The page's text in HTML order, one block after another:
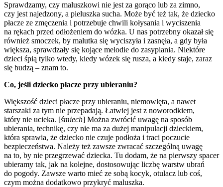
Sprawdzamy, czy maluszkowi nie jest za gorąco lub za zimno,
czy jest najedzony, a pieluszka sucha. Może być też tak, że dziecko
płacze ze zmęczenia i potrzebuje chwili kołysania i wyciszenia
na rękach przed odłożeniem do wózka. U nas potrzebny okazał się
również smoczek, by malutka się wyciszyła i zasnęła, a gdy była
większa, sprawdzały się kojące melodie do zasypiania. Niektóre
dzieci śpią tylko wtedy, kiedy wózek się rusza, a kiedy staje, zaraz
się budzą – znam to.
Co, jeśli dziecko płacze przy ubieraniu?
Większość dzieci płacze przy ubieraniu, niemowlęta, a nawet
starszaki za tym nie przepadają. Łatwiej jest z noworodkiem,
który nie ucieka. [śmiech] Można zwrócić uwagę na sposób
ubierania, technikę, czy nie ma za dużej manipulacji dzieckiem,
która sprawia, że dziecko nie czuje podłoża i traci poczucie
bezpieczeństwa. Należy też zawsze zwracać szczególną uwagę
na to, by nie przegrzewać dziecka. Tu dodam, że na pierwszy spacer
ubieramy tak, jak na kolejne, dostosowując liczbę warstw ubrań
do pogody. Zawsze warto mieć ze sobą kocyk, otulacz lub coś,
czym można dodatkowo przykryć maluszka.